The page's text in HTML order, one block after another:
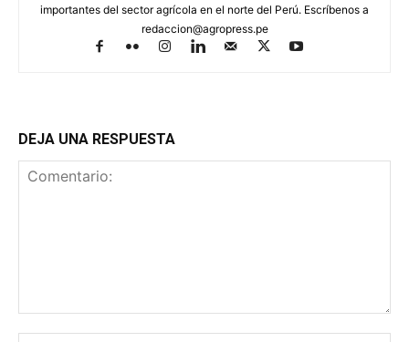
importantes del sector agrícola en el norte del Perú. Escríbenos a
redaccion@agropress.pe
DEJA UNA RESPUESTA